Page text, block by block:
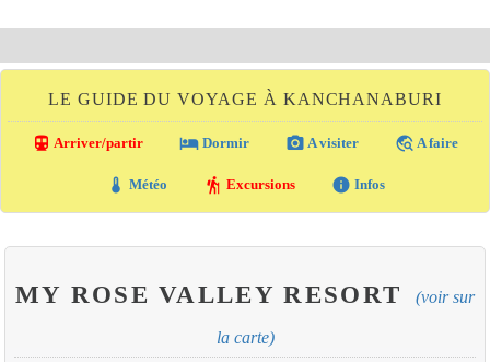
LE GUIDE DU VOYAGE À KANCHANABURI
directions_transit Arriver/partir local_hotel Dormir photo_camera A visiter travel_explore A faire
thermostat Météo hiking Excursions info Infos
MY ROSE VALLEY RESORT (voir sur
la carte)